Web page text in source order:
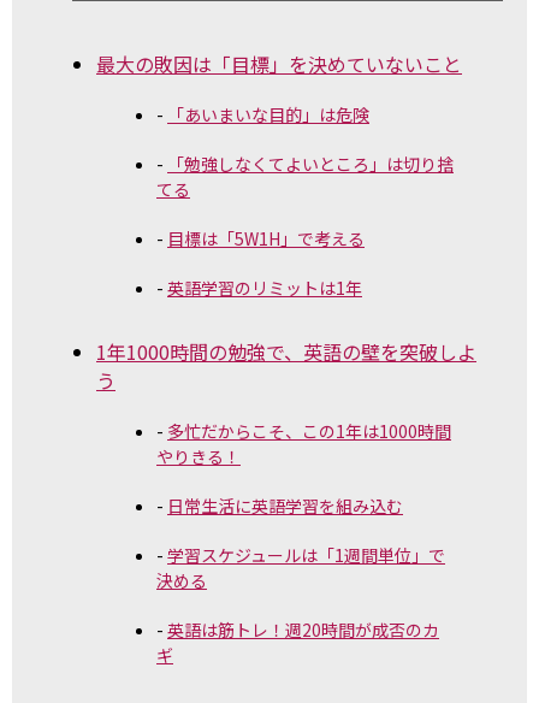
最大の敗因は「目標」を決めていないこと
「あいまいな目的」は危険
「勉強しなくてよいところ」は切り捨
てる
目標は「5W1H」で考える
英語学習のリミットは1年
1年1000時間の勉強で、英語の壁を突破しよ
う
多忙だからこそ、この1年は1000時間
やりきる！
日常生活に英語学習を組み込む
学習スケジュールは「1週間単位」で
決める
英語は筋トレ！週20時間が成否のカ
ギ